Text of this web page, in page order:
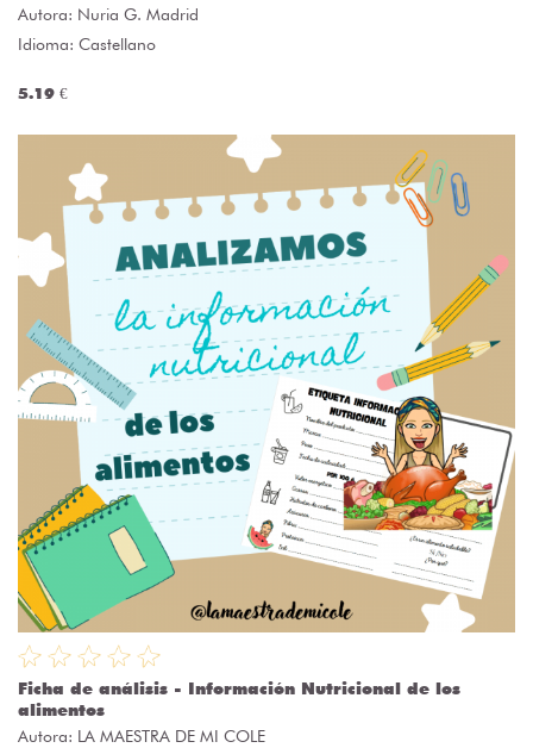
Autora: Nuria G. Madrid
Idioma: Castellano
5.19 €
Ficha de análisis - Información Nutricional de los
alimentos
Autora: LA MAESTRA DE MI COLE